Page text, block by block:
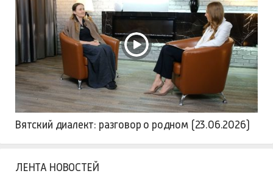
Вятский диалект: разговор о родном (23.06.2026)
ЛЕНТА НОВОСТЕЙ